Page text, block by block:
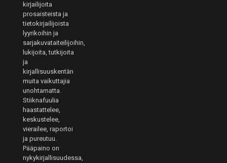
kirjailijoita
prosaisteista ja
tietokirjailijoista
lyyrikoihin ja
sarjakuvataiteilijoihin,
lukijoita, tutkijoita
ja
kirjallisuuskentän
muita vaikuttajia
unohtamatta.
Stiiknafuulia
haastattelee,
keskustelee,
vierailee, raportoi
ja pureutuu.
Pääpaino on
nykykirjallisuudessa,